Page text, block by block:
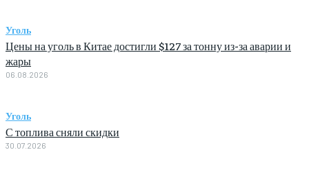
Уголь
Цены на уголь в Китае достигли $127 за тонну из-за аварии и
жары
06.08.2026
Уголь
С топлива сняли скидки
30.07.2026